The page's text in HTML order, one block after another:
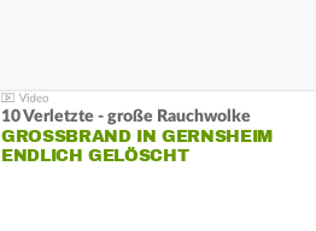
10 Verletzte - große Rauchwolke
GROSSBRAND IN GERNSHEIM E
NDLICH GELÖSCHT